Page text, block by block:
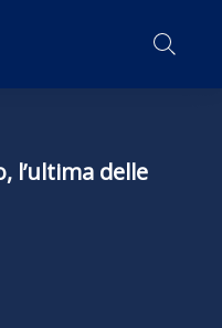
l’ultima delle